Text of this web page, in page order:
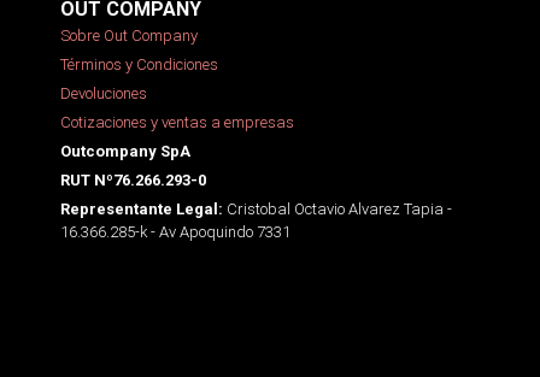
OUT COMPANY
Sobre Out Company
Términos y Condiciones
Devoluciones
Cotizaciones y ventas a empresas
Outcompany SpA
RUT Nº76.266.293-0
Representante Legal: Cristobal Octavio Alvarez Tapia -
16.366.285-k - Av Apoquindo 7331